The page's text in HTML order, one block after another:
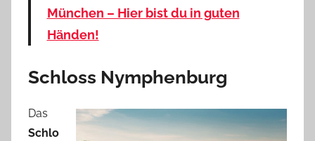
München – Hier bist du in guten
Händen!
Schloss Nymphenburg
Das
Schlo